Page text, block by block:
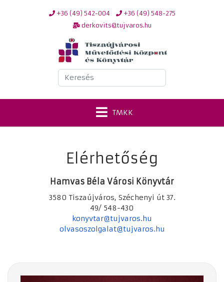
+36 (49) 542-004
+36 (49) 548-275
derkovits@tujvaros.hu
Keresés
TMKK
Elérhetőség
Hamvas Béla Városi Könyvtár
3580 Tiszaújváros, Széchenyi út 37.
49/ 548-430
konyvtar@tujvaros.hu
olvasoszolgalat@tujvaros.hu